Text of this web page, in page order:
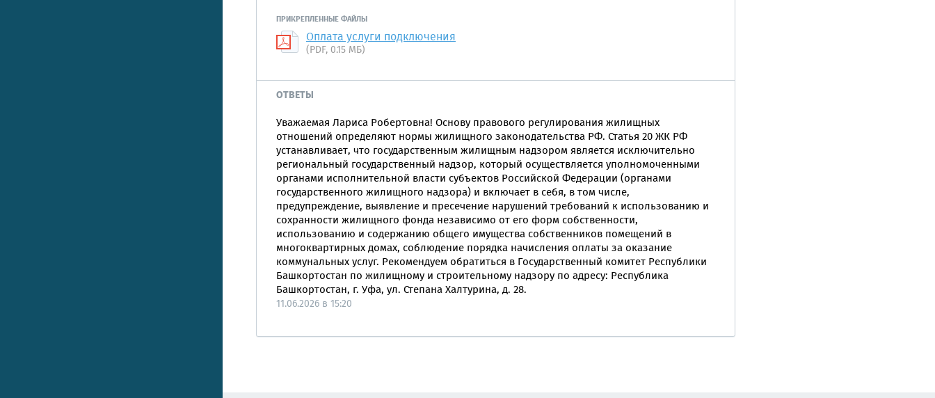
ПРИКРЕПЛЕННЫЕ ФАЙЛЫ
Оплата услуги подключения
(PDF, 0.15 МБ)
ОТВЕТЫ
Уважаемая Лариса Робертовна! Основу правового регулирования жилищных
отношений определяют нормы жилищного законодательства РФ. Статья 20 ЖК РФ
устанавливает, что государственным жилищным надзором является исключительно
региональный государственный надзор, который осуществляется уполномоченными
органами исполнительной власти субъектов Российской Федерации (органами
государственного жилищного надзора) и включает в себя, в том числе,
предупреждение, выявление и пресечение нарушений требований к использованию и
сохранности жилищного фонда независимо от его форм собственности,
использованию и содержанию общего имущества собственников помещений в
многоквартирных домах, соблюдение порядка начисления оплаты за оказание
коммунальных услуг. Рекомендуем обратиться в Государственный комитет Республики
Башкортостан по жилищному и строительному надзору по адресу: Республика
Башкортостан, г. Уфа, ул. Степана Халтурина, д. 28.
11.06.2026 в 15:20